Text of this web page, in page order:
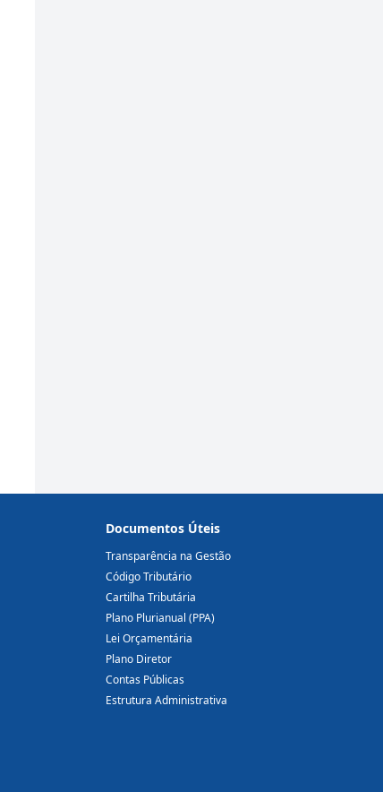
Documentos Úteis
Transparência na Gestão
Código Tributário
Cartilha Tributária
Plano Plurianual (PPA)
Lei Orçamentária
Plano Diretor
Contas Públicas
Estrutura Administrativa